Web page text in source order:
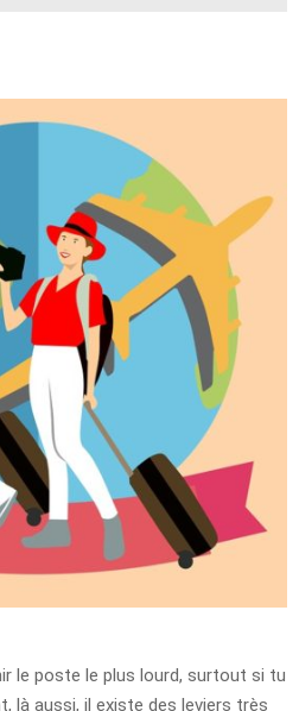
le poste le plus lourd, surtout si tu
là aussi, il existe des leviers très